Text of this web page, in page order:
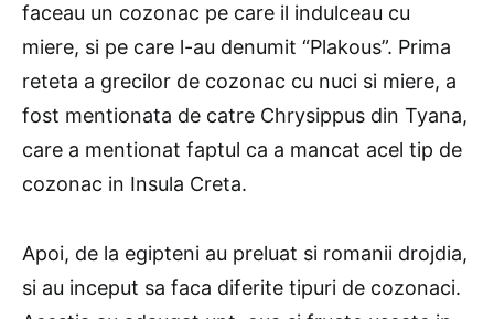
faceau un cozonac pe care il indulceau cu
miere, si pe care l-au denumit “Plakous”. Prima
reteta a grecilor de cozonac cu nuci si miere, a
fost mentionata de catre Chrysippus din Tyana,
care a mentionat faptul ca a mancat acel tip de
cozonac in Insula Creta.
Apoi, de la egipteni au preluat si romanii drojdia,
si au inceput sa faca diferite tipuri de cozonaci.